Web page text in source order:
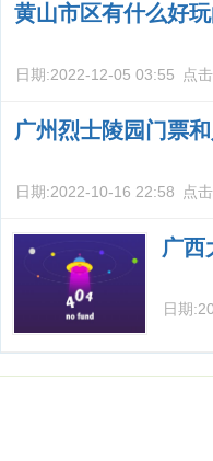
黄山市区有什么好玩
日期:2022-12-05 03:55 点
广州烈士陵园门票
日期:2022-10-16 22:58 点
广西
日期: